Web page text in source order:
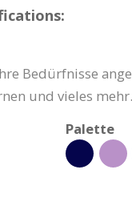
Bedürfnisse
und vieles mehr.
Palette